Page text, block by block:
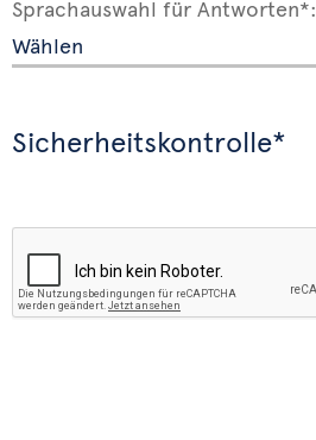
Sprachauswahl für Antworten*:
Sicherheitskontrolle*